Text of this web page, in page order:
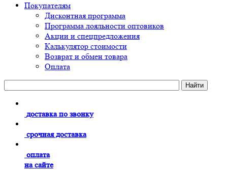
Покупателям
Дисконтная программа
Программа лояльности оптовиков
Акции и спецпредложения
Калькулятор стоимости
Возврат и обмен товара
Оплата
доставка по звонку
срочная доставка
оплата
на сайте